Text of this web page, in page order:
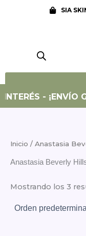
SIA
- ¡ENVÍO
Inicio / Anastasia
Anastasia Beverly
Mostrando los 3